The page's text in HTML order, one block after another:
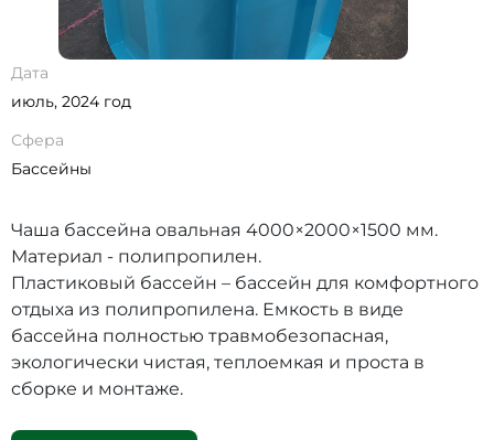
Дата
июль, 2024 год
Сфера
Бассейны
Чаша бассейна овальная 4000×2000×1500 мм.
Материал - полипропилен.
Пластиковый бассейн – бассейн для комфортного
отдыха из полипропилена. Емкость в виде
бассейна полностью травмобезопасная,
экологически чистая, теплоемкая и проста в
сборке и монтаже.